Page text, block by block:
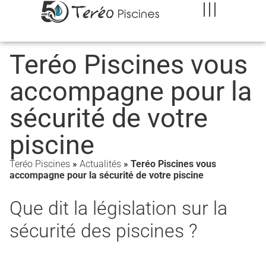
Teréo Piscines vous
accompagne pour la
sécurité de votre
piscine
Teréo Piscines » Actualités » Teréo Piscines vous
accompagne pour la sécurité de votre piscine
Que dit la législation sur la
sécurité des piscines ?